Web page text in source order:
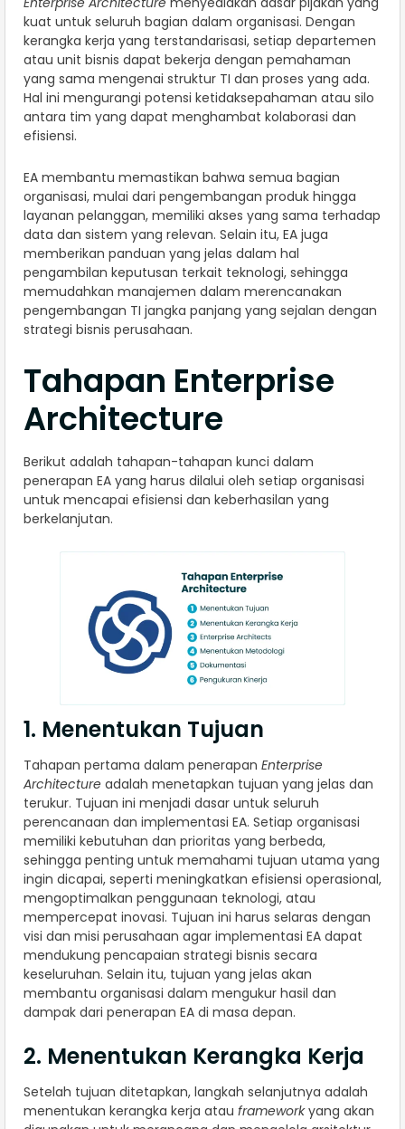
kuat untuk seluruh bagian dalam organisasi. Dengan
kerangka kerja yang terstandarisasi, setiap departemen
atau unit bisnis dapat bekerja dengan pemahaman
yang sama mengenai struktur TI dan proses yang ada.
Hal ini mengurangi potensi ketidaksepahaman atau silo
antara tim yang dapat menghambat kolaborasi dan
efisiensi.
EA membantu memastikan bahwa semua bagian
organisasi, mulai dari pengembangan produk hingga
layanan pelanggan, memiliki akses yang sama terhadap
data dan sistem yang relevan. Selain itu, EA juga
memberikan panduan yang jelas dalam hal
pengambilan keputusan terkait teknologi, sehingga
memudahkan manajemen dalam merencanakan
pengembangan TI jangka panjang yang sejalan dengan
strategi bisnis perusahaan.
Tahapan Enterprise
Architecture
Berikut adalah tahapan-tahapan kunci dalam
penerapan EA yang harus dilalui oleh setiap organisasi
untuk mencapai efisiensi dan keberhasilan yang
berkelanjutan.
1. Menentukan Tujuan
Tahapan pertama dalam penerapan Enterprise
Architecture adalah menetapkan tujuan yang jelas dan
terukur. Tujuan ini menjadi dasar untuk seluruh
perencanaan dan implementasi EA. Setiap organisasi
memiliki kebutuhan dan prioritas yang berbeda,
sehingga penting untuk memahami tujuan utama yang
ingin dicapai, seperti meningkatkan efisiensi operasional,
mengoptimalkan penggunaan teknologi, atau
mempercepat inovasi. Tujuan ini harus selaras dengan
visi dan misi perusahaan agar implementasi EA dapat
mendukung pencapaian strategi bisnis secara
keseluruhan. Selain itu, tujuan yang jelas akan
membantu organisasi dalam mengukur hasil dan
dampak dari penerapan EA di masa depan.
2. Menentukan Kerangka Kerja
Setelah tujuan ditetapkan, langkah selanjutnya adalah
menentukan kerangka kerja atau frameworkyang akan